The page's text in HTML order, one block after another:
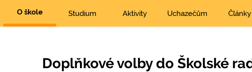
O škole Studium Aktivity Uchazečům Články
Doplňkové volby do Školské